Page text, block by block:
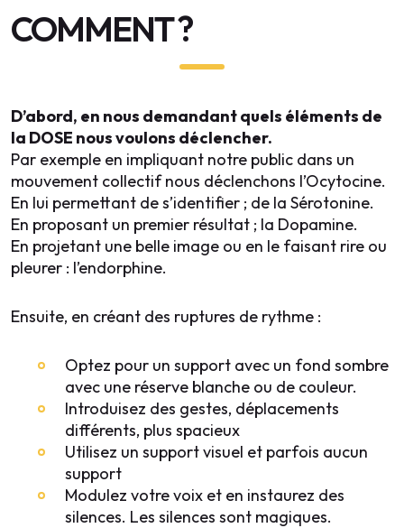
COMMENT ?
D’abord, en nous demandant quels éléments de
la DOSE nous voulons déclencher.
Par exemple en impliquant notre public dans un
mouvement collectif nous déclenchons l’Ocytocine.
En lui permettant de s’identifier ; de la Sérotonine.
En proposant un premier résultat ; la Dopamine.
En projetant une belle image ou en le faisant rire ou
pleurer : l’endorphine.
Ensuite, en créant des ruptures de rythme :
Optez pour un support avec un fond sombre
avec une réserve blanche ou de couleur.
Introduisez des gestes, déplacements
différents, plus spacieux
Utilisez un support visuel et parfois aucun
support
Modulez votre voix et en instaurez des
silences. Les silences sont magiques.
+33 6 52 90 26 82
vleroy@impact-authentique.com